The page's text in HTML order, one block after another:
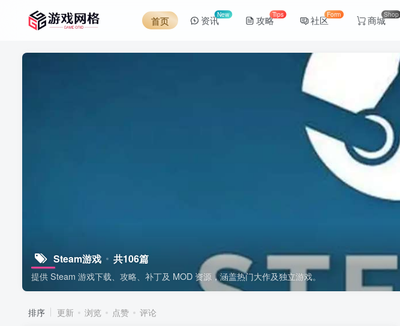
首页 资讯New 攻略Tips 社区Form 商城Shop
Steam游戏 共106篇
提供 Steam 游戏下载、攻略、补丁及 MOD 资源，涵盖热门大作及独立游戏。
排序 更新 浏览 点赞 评论